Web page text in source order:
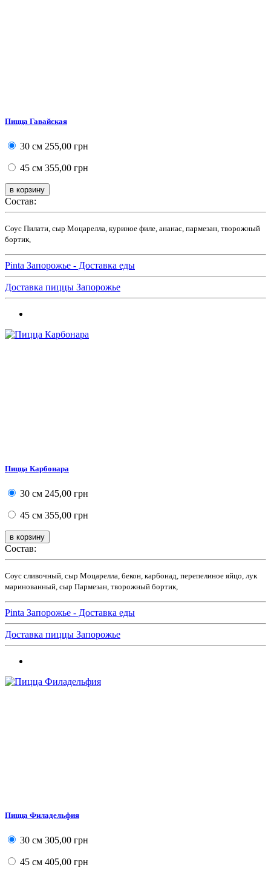
Пицца Гавайская
30 см 255,00 грн
45 см 355,00 грн
Состав:
Соус Пилати, сыр Моцарелла, куриное филе, ананас, пармезан, творожный
бортик,
Pinta Запорожье - Доставка еды
Доставка пиццы Запорожье
Пицца Карбонара
30 см 245,00 грн
45 см 355,00 грн
Состав:
Соус сливочный, сыр Моцарелла, бекон, карбонад, перепелиное яйцо, лук
маринованный, сыр Пармезан, творожный бортик,
Pinta Запорожье - Доставка еды
Доставка пиццы Запорожье
Пицца Филадельфия
30 см 305,00 грн
45 см 405,00 грн